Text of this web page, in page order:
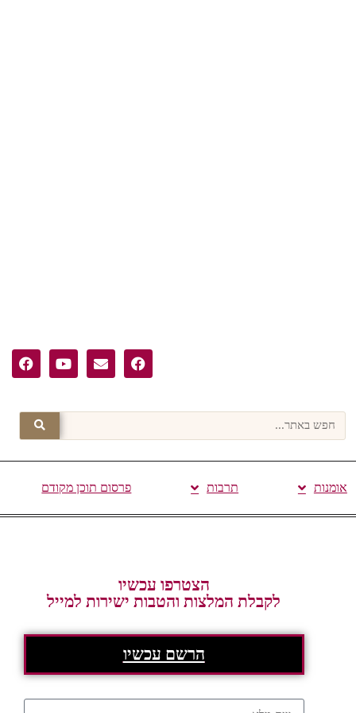
אומנות תרבות פרסום תוכן מקודם
הצטרפו עכשיו
לקבלת המלצות והטבות ישירות למייל
הרשם עכשיו